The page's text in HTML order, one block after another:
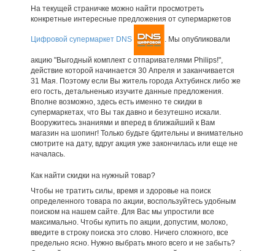
На текущей страничке можно найти просмотреть
конкретные интересные предложения от супермаркетов
Цифровой супермаркет DNS . Мы опубликовали
акцию "Выгодный комплект с отпаривателями Philips!",
действие которой начинается 30 Апреля и заканчивается
31 Мая. Поэтому если Вы житель города Ахтубинск либо же
его гость, детальненько изучите данные предложения.
Вполне возможно, здесь есть именно те скидки в
супермаркетах, что Вы так давно и безутешно искали.
Вооружитесь знаниями и вперед в ближайший к Вам
магазин на шопинг! Только будьте бдительны и внимательно
смотрите на дату, вдруг акция уже закончилась или еще не
началась.
Как найти скидки на нужный товар?
Чтобы не тратить силы, время и здоровье на поиск
определенного товара по акции, воспользуйтесь удобным
поиском на нашем сайте. Для Вас мы упростили все
максимально. Чтобы купить по акции, допустим, молоко,
введите в строку поиска это слово. Ничего сложного, все
предельно ясно. Нужно выбрать много всего и не забыть?